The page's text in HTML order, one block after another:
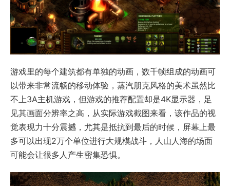
游戏里的每个建筑都有单独的动画，数千帧组成的动画可
以带来非常流畅的移动体验，蒸汽朋克风格的美术虽然比
不上3A主机游戏，但游戏的推荐配置却是4K显示器，足
见其画面分辨率之高，从实际游戏截图来看，该作品的视
觉表现力十分震撼，尤其是抵抗到最后的时候，屏幕上最
多可以出现2万个单位进行大规模战斗，人山人海的场面
可能会让很多人产生密集恐惧。